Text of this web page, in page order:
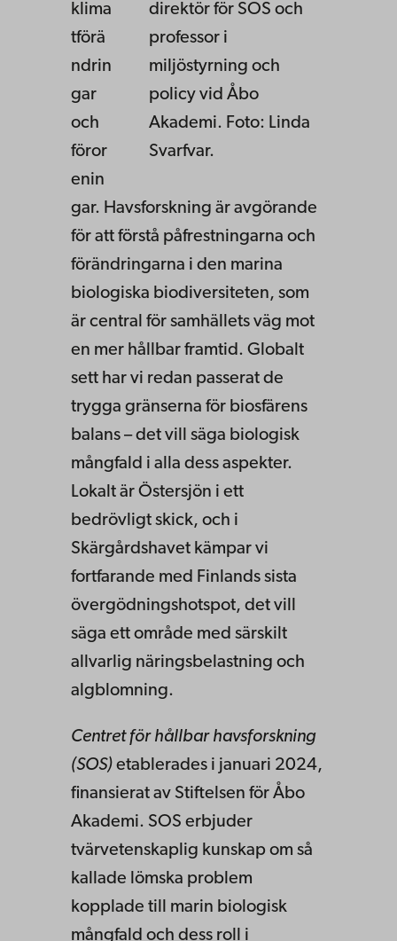
direktör för SOS och
professor i
miljöstyrning och
policy vid Åbo
Akademi. Foto: Linda
Svarfvar.
klima
tförä
ndrin
gar
och
föror
enin
gar. Havsforskning är avgörande
för att förstå påfrestningarna och
förändringarna i den marina
biologiska biodiversiteten, som
är central för samhällets väg mot
en mer hållbar framtid. Globalt
sett har vi redan passerat de
trygga gränserna för biosfärens
balans – det vill säga biologisk
mångfald i alla dess aspekter.
Lokalt är Östersjön i ett
bedrövligt skick, och i
Skärgårdshavet kämpar vi
fortfarande med Finlands sista
övergödningshotspot, det vill
säga ett område med särskilt
allvarlig näringsbelastning och
algblomning.
Centret för hållbar havsforskning
(SOS) etablerades i januari 2024,
finansierat av Stiftelsen för Åbo
Akademi. SOS erbjuder
tvärvetenskaplig kunskap om så
kallade lömska problem
kopplade till marin biologisk
mångfald och dess roll i